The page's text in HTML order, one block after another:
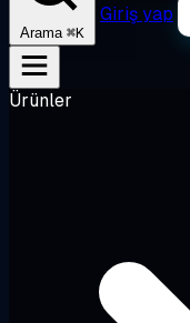
Arama ⌘K
Giriş yap
Ürünler